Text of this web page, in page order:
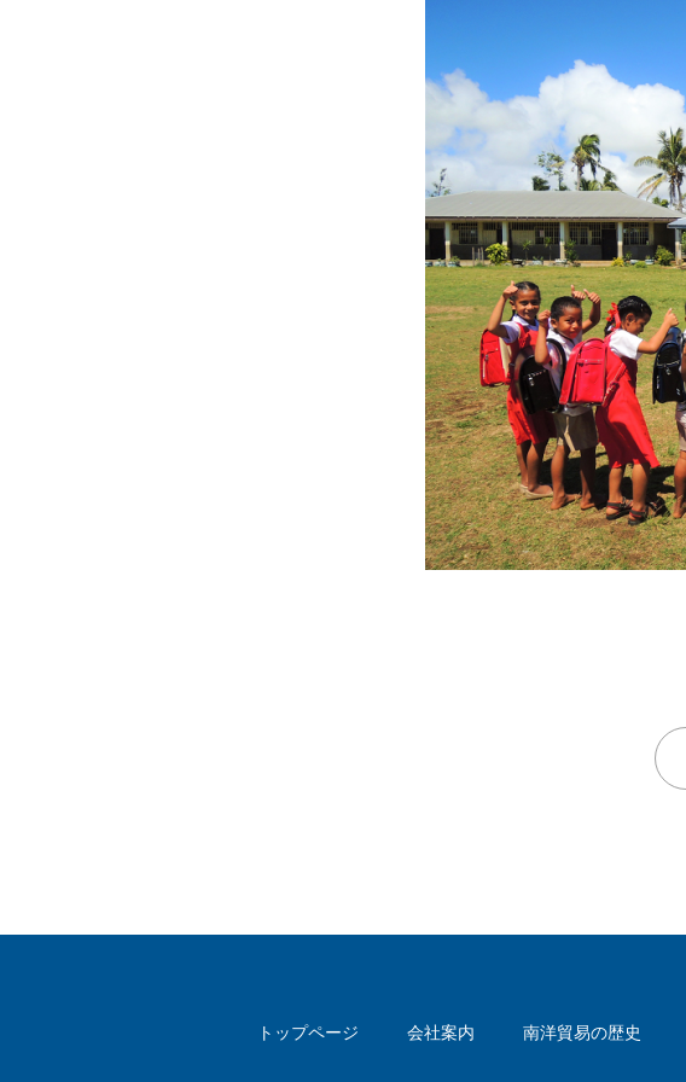
トップページ 会社案内 南洋貿易の歴史